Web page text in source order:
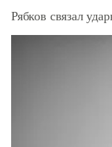
Рябков связал